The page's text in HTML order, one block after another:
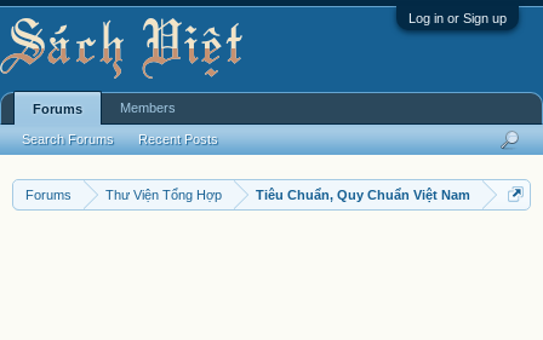
Log in or Sign up
Forums Thư Viện Tổng Hợp Tiêu Chuẩn, Quy Chuẩn Việt Nam
Forums
Search Forums Recent Posts
Members